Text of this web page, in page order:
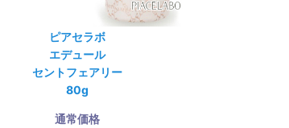
ピアセラボ
エデュール
セントフェアリー
80g
通常価格